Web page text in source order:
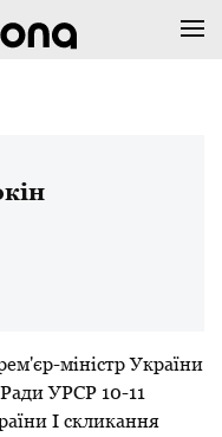
міністр України
УРСР 10-11
І скликання